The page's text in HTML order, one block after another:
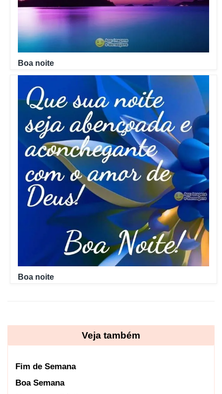
Boa noite
Boa noite
Veja também
Fim de Semana
Boa Semana